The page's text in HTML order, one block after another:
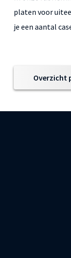
platen voor
je een aantal
Overzicht